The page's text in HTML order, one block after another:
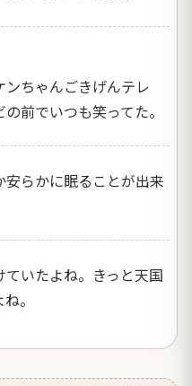
ちゃんごきげんテレ
前でいつも笑ってた。
らかに眠ることが出来
いたよね。きっと天国
。